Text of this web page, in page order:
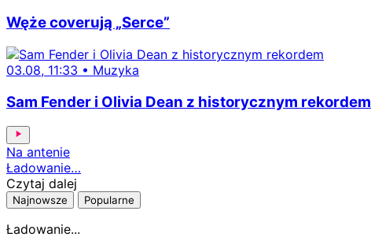
Węże coverują „Serce”
03.08, 11:33 • Muzyka
Sam Fender i Olivia Dean z historycznym rekordem
Na antenie
Ładowanie…
Czytaj dalej
Najnowsze Popularne
Ładowanie...